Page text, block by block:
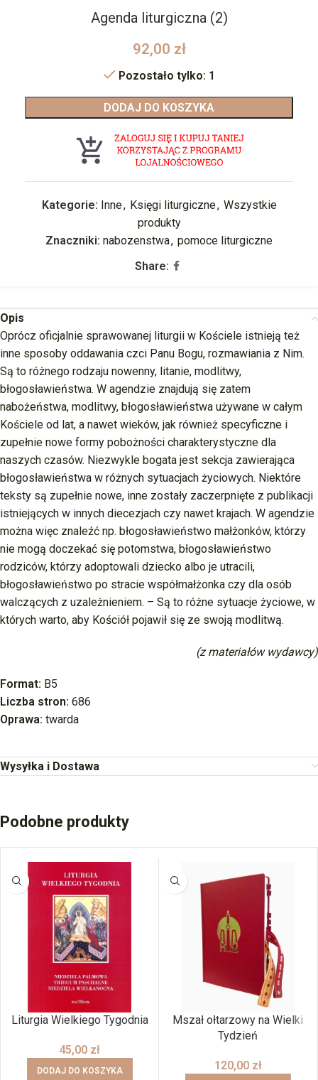
Agenda liturgiczna (2)
92,00 zł
Pozostało tylko: 1
DODAJ DO KOSZYKA
Kategorie: Inne, Księgi liturgiczne, Wszystkie
produkty
Znaczniki: nabozenstwa, pomoce liturgiczne
Share:
Opis
Oprócz oficjalnie sprawowanej liturgii w Kościele istnieją też
inne sposoby oddawania czci Panu Bogu, rozmawiania z Nim.
Są to różnego rodzaju nowenny, litanie, modlitwy,
błogosławieństwa. W agendzie znajdują się zatem
nabożeństwa, modlitwy, błogosławieństwa używane w całym
Kościele od lat, a nawet wieków, jak również specyficzne i
zupełnie nowe formy pobożności charakterystyczne dla
naszych czasów. Niezwykle bogata jest sekcja zawierająca
błogosławieństwa w różnych sytuacjach życiowych. Niektóre
teksty są zupełnie nowe, inne zostały zaczerpnięte z publikacji
istniejących w innych diecezjach czy nawet krajach. W agendzie
można więc znaleźć np. błogosławieństwo małżonków, którzy
nie mogą doczekać się potomstwa, błogosławieństwo
rodziców, którzy adoptowali dziecko albo je utracili,
błogosławieństwo po stracie współmałżonka czy dla osób
walczących z uzależnieniem. – Są to różne sytuacje życiowe, w
których warto, aby Kościół pojawił się ze swoją modlitwą.
(z materiałów wydawcy)
Format: B5
Liczba stron: 686
Oprawa: twarda
Wysyłka i Dostawa
Podobne produkty
Liturgia Wielkiego Tygodnia
45,00 zł
DODAJ DO KOSZYKA
Mszał ołtarzowy na Wielki
Tydzień
120,00 zł